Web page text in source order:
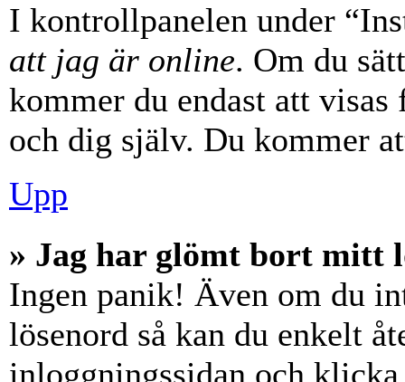
I kontrollpanelen under
att jag är online. Om du
kommer du endast att
och dig själv. Du kommer
Upp
» Jag har glömt bort mitt
Ingen panik! Även om du
lösenord så kan du enkelt
inloggningssidan och